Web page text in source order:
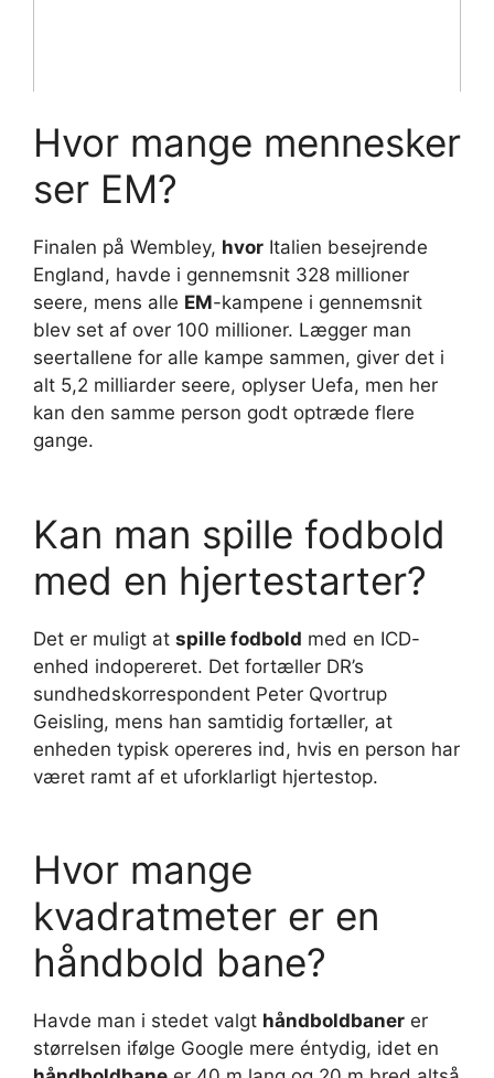
Hvor mange mennesker
ser EM?
Finalen på Wembley, hvor Italien besejrende
England, havde i gennemsnit 328 millioner
seere, mens alle EM-kampene i gennemsnit
blev set af over 100 millioner. Lægger man
seertallene for alle kampe sammen, giver det i
alt 5,2 milliarder seere, oplyser Uefa, men her
kan den samme person godt optræde flere
gange.
Kan man spille fodbold
med en hjertestarter?
Det er muligt at spille fodbold med en ICD-
enhed indopereret. Det fortæller DR’s
sundhedskorrespondent Peter Qvortrup
Geisling, mens han samtidig fortæller, at
enheden typisk opereres ind, hvis en person har
været ramt af et uforklarligt hjertestop.
Hvor mange
kvadratmeter er en
håndbold bane?
Havde man i stedet valgt håndboldbaner er
størrelsen ifølge Google mere éntydig, idet en